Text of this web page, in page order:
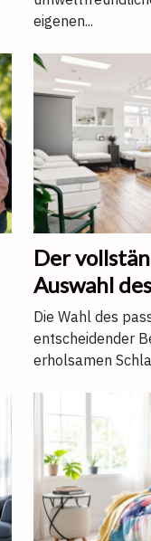
eigenen...
Der
Auswahl
Matratzes
Die Wahl des
entscheidender
erholsamen